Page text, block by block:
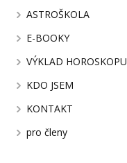
ASTROŠKOLA
E-BOOKY
VÝKLAD HOROSKOPU
KDO JSEM
KONTAKT
pro členy